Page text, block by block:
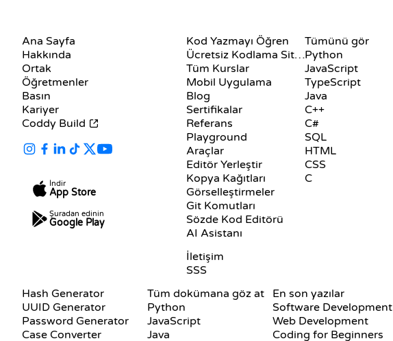
Ana Sayfa
Hakkında
Ortak
Öğretmenler
Basın
Kariyer
Coddy Build
İndir
App Store
Şuradan edinin
Google Play
Kod Yazmayı Öğren
Ücretsiz Kodlama Siteleri
Tüm Kurslar
Mobil Uygulama
Blog
Sertifikalar
Referans
Playground
Araçlar
Editör Yerleştir
Kopya Kağıtları
Görselleştirmeler
Git Komutları
Sözde Kod Editörü
AI Asistanı
İletişim
SSS
Tümünü gör
Python
JavaScript
TypeScript
Java
C++
C#
SQL
HTML
CSS
C
Hash Generator
UUID Generator
Password Generator
Case Converter
Tüm dokümana göz at
Python
JavaScript
Java
En son yazılar
Software Development
Web Development
Coding for Beginners